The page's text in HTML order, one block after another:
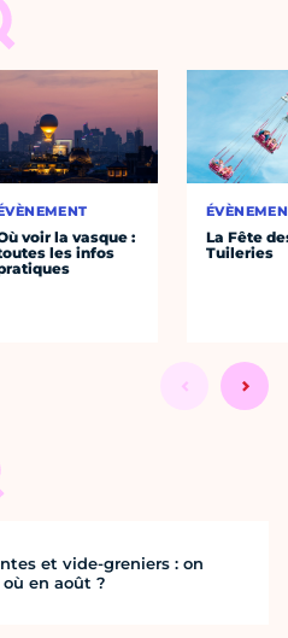
voir la vasque :
les infos
La Fête
Tuileries
et vide-greniers : on
en août ?